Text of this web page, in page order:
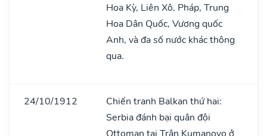
Hoa Kỳ, Liên Xô, Pháp, Trung
Hoa Dân Quốc, Vương quốc
Anh, và đa số nước khác thông
qua.
24/10/1912
Chiến tranh Balkan thứ hai:
Serbia đánh bại quân đội